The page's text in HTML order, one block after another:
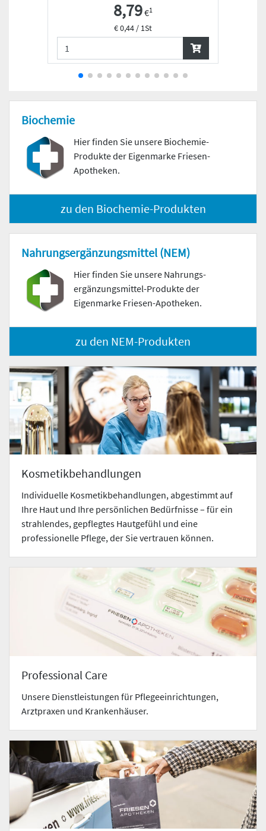
8,79€1
€ 0,44 / 1St
Biochemie
Hier finden Sie unsere Biochemie-
Produkte der Eigenmarke Friesen-
Apotheken.
zu den Biochemie-Produkten
Nahrungs­ergänzungs­mittel (NEM)
Hier finden Sie unsere Nahrungs­
ergänzungs­mittel-Produkte der
Eigenmarke Friesen-Apotheken.
zu den NEM-Produkten
Kosmetikbehandlungen
Individuelle Kosmetikbehandlungen, abgestimmt auf
Ihre Haut und Ihre persönlichen Bedürfnisse – für ein
strahlendes, gepflegtes Hautgefühl und eine
professionelle Pflege, der Sie vertrauen können.
Professional Care
Unsere Dienstleistungen für Pflegeeinrichtungen,
Arztpraxen und Krankenhäuser.